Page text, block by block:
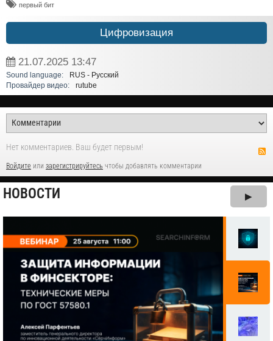
​первый бит
Цифровизация
21.07.2025 13:47
Sound language:
RUS - Русский
Провайдер видео:
rutube
Нет комментариев. Ваш будет первым!
Войдите или зарегистрируйтесь чтобы добавлять комментарии
НОВОСТИ ▶